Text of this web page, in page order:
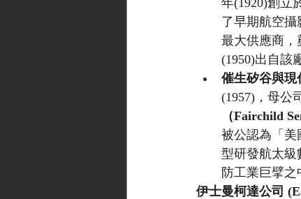
年(1920)創立
了早期航空
最大供應商，
(1950)出自該
催生矽谷與現
(1957)，母公
（Fairchild
被公認為「美
型研發航太級
防工業巨擘之
伊士曼柯達公司